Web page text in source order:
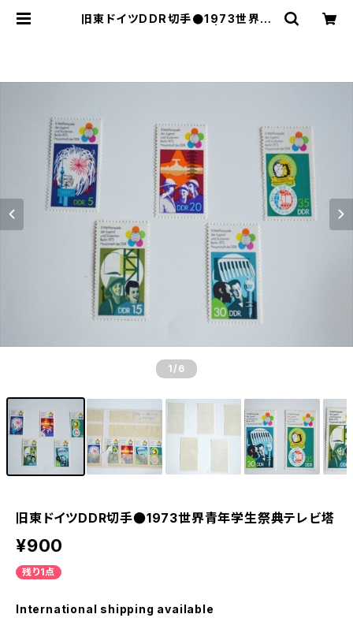
旧東ドイツDDR切手●1973世界青
1 /6
旧東ドイツDDR切手●1973世界青年学生祭典テレビ塔
¥900
残り1点
International shipping available